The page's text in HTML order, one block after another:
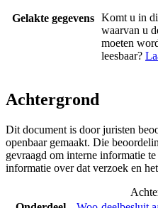
Gelakte gegevens Komt u in
waarvan u
moeten
leesbaar?
Achtergrond
Dit document is door juristen
openbaar gemaakt. Die
gevraagd om interne informatie
informatie over dat verzoek en